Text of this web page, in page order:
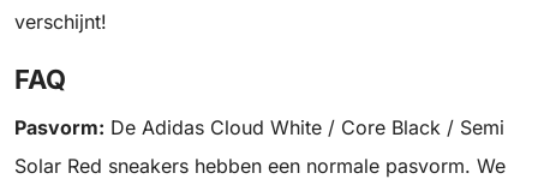
verschijnt!
FAQ
Pasvorm: De Adidas Cloud White / Core Black / Semi
Solar Red sneakers hebben een normale pasvorm. We